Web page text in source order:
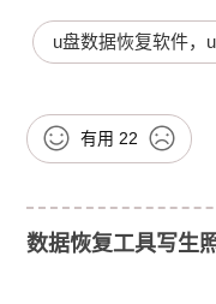
u盘数据恢复软件，
有用 22
数据恢复工具写生